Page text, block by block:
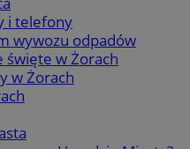
i telefony
wywozu odpadów
święte w Żorach
w Żorach